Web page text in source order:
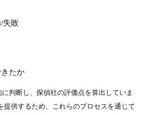
失敗
たか
判断し、探偵社の評価点を算出していま
提供するため、これらのプロセスを通じて